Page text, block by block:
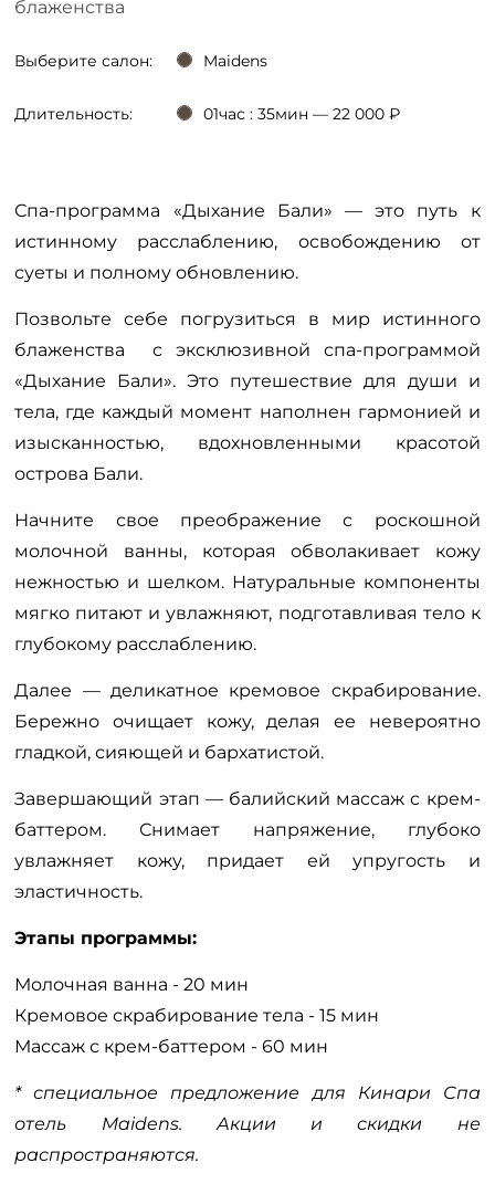
блаженства
Выберите салон: Maidens
Длительность: 01час : 35мин — 22 000 ₽
Спа-программа «Дыхание Бали» — это путь к
истинному расслаблению, освобождению от
суеты и полному обновлению.
Позвольте себе погрузиться в мир истинного
блаженства с эксклюзивной спа-программой
«Дыхание Бали». Это путешествие для души и
тела, где каждый момент наполнен гармонией и
изысканностью, вдохновленными красотой
острова Бали.
Начните свое преображение с роскошной
молочной ванны, которая обволакивает кожу
нежностью и шелком. Натуральные компоненты
мягко питают и увлажняют, подготавливая тело к
глубокому расслаблению.
Далее — деликатное кремовое скрабирование.
Бережно очищает кожу, делая ее невероятно
гладкой, сияющей и бархатистой.
Завершающий этап — балийский массаж с крем-
баттером. Снимает напряжение, глубоко
увлажняет кожу, придает ей упругость и
эластичность.
Этапы программы:
Молочная ванна - 20 мин
Кремовое скрабирование тела - 15 мин
Массаж с крем-баттером - 60 мин
* специальное предложение для Кинари Спа
отель Maidens. Акции и скидки не
распространяются.